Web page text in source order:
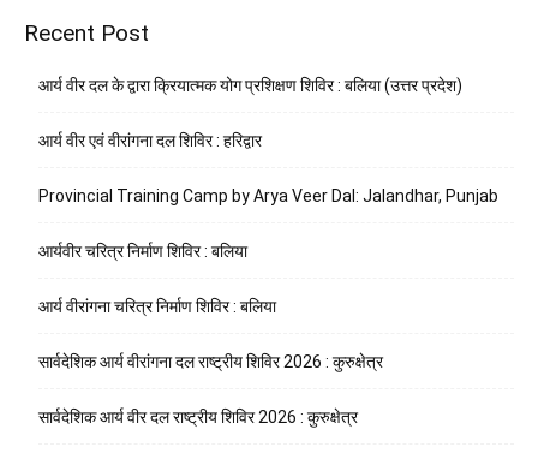
Recent Post
आर्य वीर दल के द्वारा क्रियात्मक योग प्रशिक्षण शिविर : बलिया (उत्तर प्रदेश)
आर्य वीर एवं वीरांगना दल शिविर : हरिद्वार
Provincial Training Camp by Arya Veer Dal: Jalandhar, Punjab
आर्यवीर चरित्र निर्माण शिविर : बलिया
आर्य वीरांगना चरित्र निर्माण शिविर : बलिया
सार्वदेशिक आर्य वीरांगना दल राष्ट्रीय शिविर 2026 : कुरुक्षेत्र
सार्वदेशिक आर्य वीर दल राष्ट्रीय शिविर 2026 : कुरुक्षेत्र